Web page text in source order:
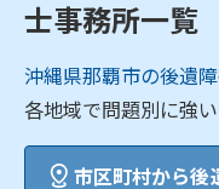
士事務所一覧
沖縄県那覇市の後遺
各地域で問題別に強
市区町村から後